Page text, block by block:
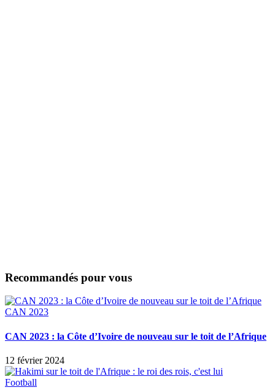
Recommandés pour vous
CAN 2023
CAN 2023 : la Côte d’Ivoire de nouveau sur le toit de l’Afrique
12 février 2024
Football